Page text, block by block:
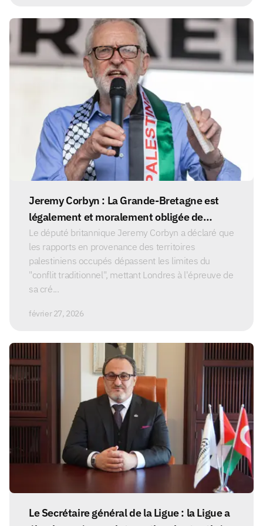
Jeremy Corbyn : La Grande-Bretagne est
légalement et moralement obligée de
cesser de soutenir Israël.
Le député britannique Jeremy Corbyn a déclaré que
les rapports en provenance des territoires
palestiniens occupés dépassent les limites du
"conflit traditionnel", mettant Londres à l'épreuve de
sa cré...
février 27, 2026
Le Secrétaire général de la Ligue : la Ligue a